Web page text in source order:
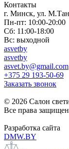
Контакты
г. Минск, ул.
Пн-пт: 10:00-20:00
Сб: 11:00-18:00
Вс: выходной
asvetby
asvetby
asvet.by@gmail.com
+375 29 193-50-69
Заказать звонок
© 2026 Салон
Все права
Разработка сайта
DMW.BY